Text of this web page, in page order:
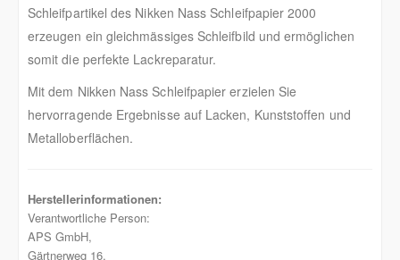
Schleifpartikel des Nikken Nass Schleifpapier 2000
erzeugen ein gleichmässiges Schleifbild und ermöglichen
somit die perfekte Lackreparatur.
Mit dem Nikken Nass Schleifpapier erzielen Sie
hervorragende Ergebnisse auf Lacken, Kunststoffen und
Metalloberflächen.
Herstellerinformationen:
Verantwortliche Person:
APS GmbH,
Gärtnerweg 16,